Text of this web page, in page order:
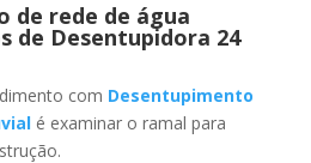
de rede de água
de Desentupidora 24
com Desentupimento
é examinar o ramal para